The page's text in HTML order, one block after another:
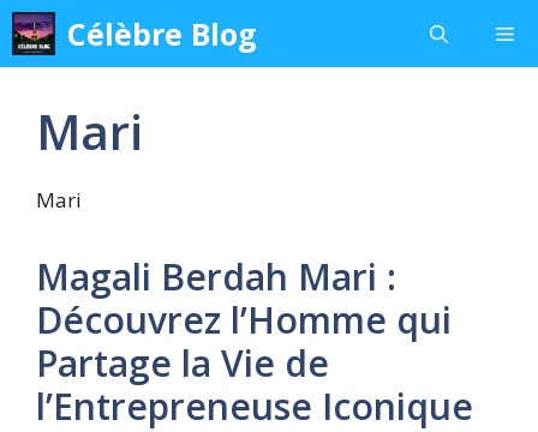
Skip
to
content
Célèbre Blog
Mari
Mari
Magali Berdah Mari :
Découvrez l’Homme qui
Partage la Vie de
l’Entrepreneuse Iconique